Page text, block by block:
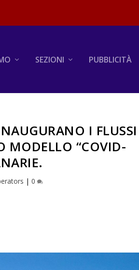
SEZIONI PUBBLICITÀ
I FLUSSI
MODELLO “COVID-
| 0